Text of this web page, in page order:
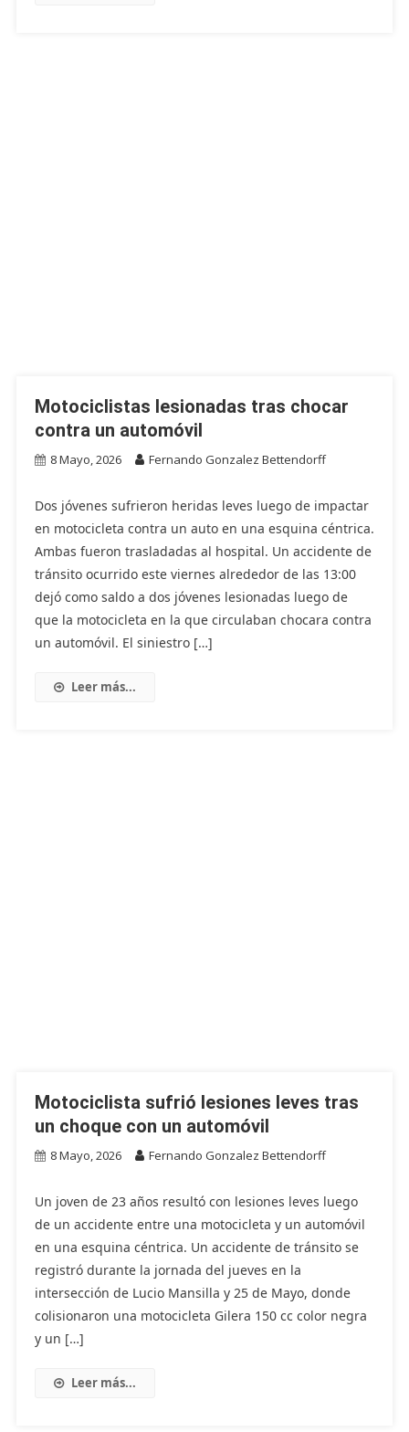
Motociclistas lesionadas tras chocar
contra un automóvil
8 Mayo, 2026 Fernando Gonzalez Bettendorff
Dos jóvenes sufrieron heridas leves luego de impactar
en motocicleta contra un auto en una esquina céntrica.
Ambas fueron trasladadas al hospital. Un accidente de
tránsito ocurrido este viernes alrededor de las 13:00
dejó como saldo a dos jóvenes lesionadas luego de
que la motocicleta en la que circulaban chocara contra
un automóvil. El siniestro […]
Leer más...
Motociclista sufrió lesiones leves tras
un choque con un automóvil
8 Mayo, 2026 Fernando Gonzalez Bettendorff
Un joven de 23 años resultó con lesiones leves luego
de un accidente entre una motocicleta y un automóvil
en una esquina céntrica. Un accidente de tránsito se
registró durante la jornada del jueves en la
intersección de Lucio Mansilla y 25 de Mayo, donde
colisionaron una motocicleta Gilera 150 cc color negra
y un […]
Leer más...